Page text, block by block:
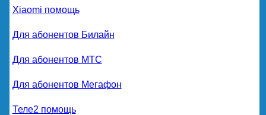
Xiaomi помощь
Для абонентов Билайн
Для абонентов МТС
Для абонентов Мегафон
Теле2 помощь